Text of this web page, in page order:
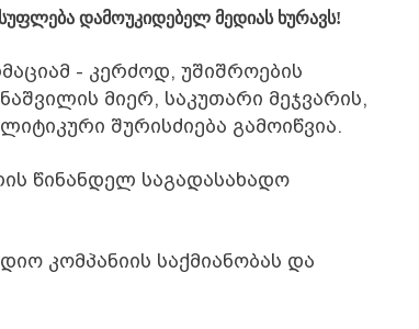
დამოუკიდებელ მედიას ხურავს!
- კერძოდ, უშიშროების
მიერ, საკუთარი მეჯვარის,
შურისძიება გამოიწვია.
წინანდელ საგადასახადო
კომპანიის საქმიანობას და